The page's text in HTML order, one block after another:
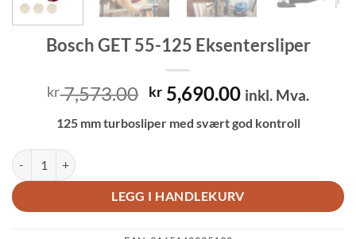
Bosch GET 55-125 Eksentersliper
kr7,573.00 Opprinnelig
pris
var:
kr5,690.00Nåværende
er:
inkl. Mva.
125 mm turbosliper med svært god kontroll
Bosch GET 55-125 Eksentersliper antall
LEGG I HANDLEKURV